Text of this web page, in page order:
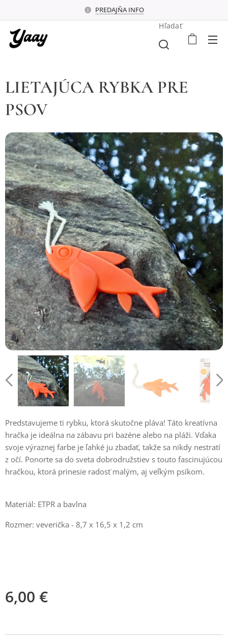
PREDAJŇA INFO
Hľadať
LIETAJÚCA RYBKA PRE
PSOV
Predstavujeme ti rybku, ktorá skutočne pláva! Táto kreatívna
hračka je ideálna na zábavu pri bazéne alebo na pláži. Vďaka
svoje výraznej farbe je ľahké ju zbadať, takže sa nikdy nestratí
z očí. Ponorte sa do sveta dobrodružstiev s touto fascinujúcou
hračkou, ktorá prinesie radosť malým, aj veľkým psíkom.
Materiál: ETPR a bavlna
Rozmer: veverička - 8,7 x 16,5 x 1,2 cm
6,00 €